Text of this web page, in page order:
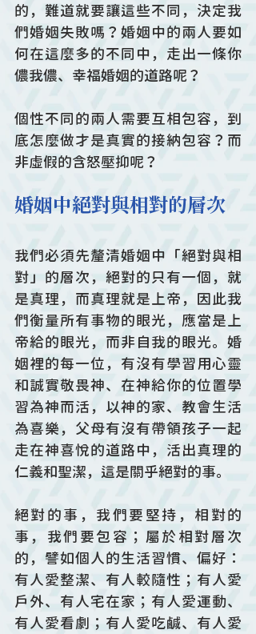
的，難道就要讓這些不同，決定我
們婚姻失敗嗎？婚姻中的兩人要如
何在這麼多的不同中，走出一條你
儂我儂、幸福婚姻的道路呢？
個性不同的兩人需要互相包容，到
底怎麼做才是真實的接納包容？而
非虛假的含怒壓抑呢？
婚姻中絕對與相對的層次
我們必須先釐清婚姻中「絕對與相
對」的層次，絕對的只有一個，就
是真理，而真理就是上帝，因此我
們衡量所有事物的眼光，應當是上
帝給的眼光，而非自我的眼光。婚
姻裡的每一位，有沒有學習用心靈
和誠實敬畏神、在神給你的位置學
習為神而活，以神的家、教會生活
為喜樂，父母有沒有帶領孩子一起
走在神喜悅的道路中，活出真理的
仁義和聖潔，這是關乎絕對的事。
絕對的事，我們要堅持，相對的
事，我們要包容；屬於相對層次
的，譬如個人的生活習慣、偏好：
有人愛整潔、有人較隨性；有人愛
戶外、有人宅在家；有人愛運動、
有人愛看劇；有人愛吃鹹、有人愛